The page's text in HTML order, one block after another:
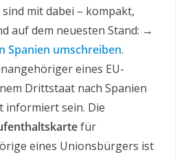
mit dabei – kompakt,
auf dem neuesten Stand: →
Spanien umschreiben.
eines EU-
Drittstaat nach Spanien
informiert sein. Die
für
eines Unionsbürgers ist